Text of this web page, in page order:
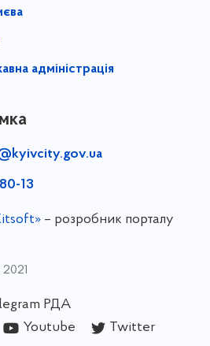
адміністрація
13
– розробник порталу
2021
РДА
Youtube
Twitter